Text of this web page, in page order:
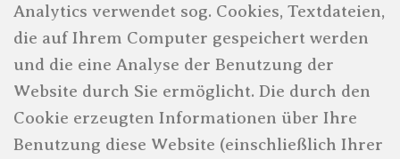
Analytics verwendet sog. Cookies, Textdateien,
die auf Ihrem Computer gespeichert werden
und die eine Analyse der Benutzung der
Website durch Sie ermöglicht. Die durch den
Cookie erzeugten Informationen über Ihre
Benutzung diese Website (einschließlich Ihrer